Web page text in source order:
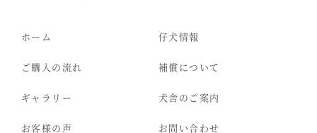
ホーム 仔犬情報
ご購入の流れ 補償について
ギャラリー 犬舎のご案内
お客様の声 お問い合わせ